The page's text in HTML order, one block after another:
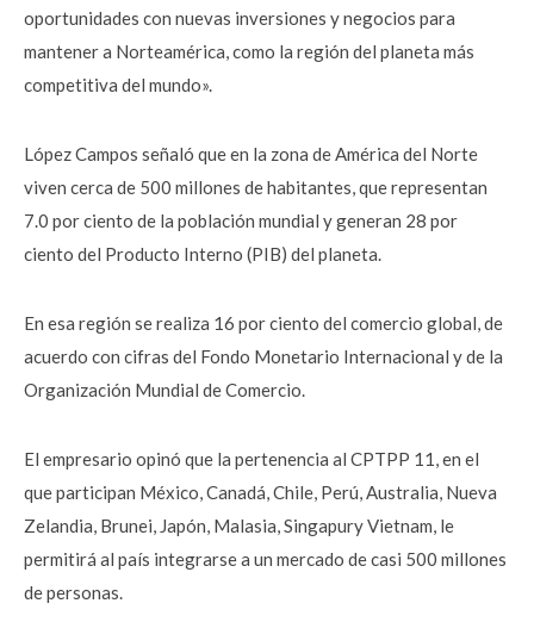
oportunidades con nuevas inversiones y negocios para
mantener a Norteamérica, como la región del planeta más
competitiva del mundo».
López Campos señaló que en la zona de América del Norte
viven cerca de 500 millones de habitantes, que representan
7.0 por ciento de la población mundial y generan 28 por
ciento del Producto Interno (PIB) del planeta.
En esa región se realiza 16 por ciento del comercio global, de
acuerdo con cifras del Fondo Monetario Internacional y de la
Organización Mundial de Comercio.
El empresario opinó que la pertenencia al CPTPP 11, en el
que participan México, Canadá, Chile, Perú, Australia, Nueva
Zelandia, Brunei, Japón, Malasia, Singapury Vietnam, le
permitirá al país integrarse a un mercado de casi 500 millones
de personas.